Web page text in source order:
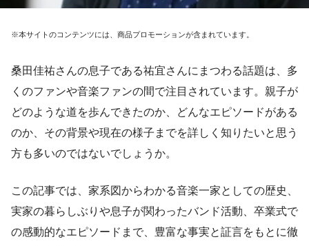
※本サイトのコンテンツには、商品プロモーションが含まれています。
桑田佳祐さんの息子である祐宜さんにまつわる話題は、多
くのファンや音楽ファンの間で注目されています。親子が
どのような道を歩んできたのか、どんなエピソードがある
のか、その背景や現在の様子までを詳しく知りたいと思う
方も多いのではないでしょうか。
この記事では、家系図からわかる音楽一家としての歴史、
実家の暮らしぶりや息子が関わったバンド活動、卒業式で
の感動的なエピソードまで、豊富な事実と証言をもとに徹